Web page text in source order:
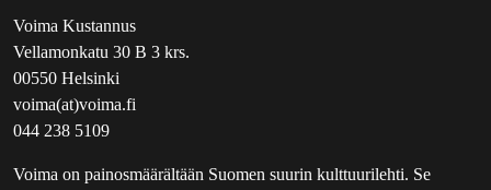
Voima Kustannus
Vellamonkatu 30 B 3 krs.
00550 Helsinki
voima(at)voima.fi
044 238 5109
Voima on painosmäärältään Suomen suurin kulttuurilehti. Se